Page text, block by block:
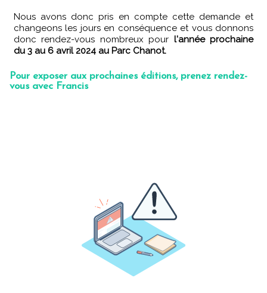
Nous avons donc pris en compte cette demande et
changeons les jours en conséquence et vous donnons
donc rendez-vous nombreux pour l'année prochaine
du 3 au 6 avril 2024 au Parc Chanot.
Pour exposer aux prochaines éditions, prenez rendez-
vous avec Francis